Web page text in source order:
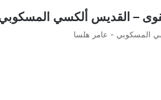
– القديس ألكسي
المسكوبي - عامر هلسا